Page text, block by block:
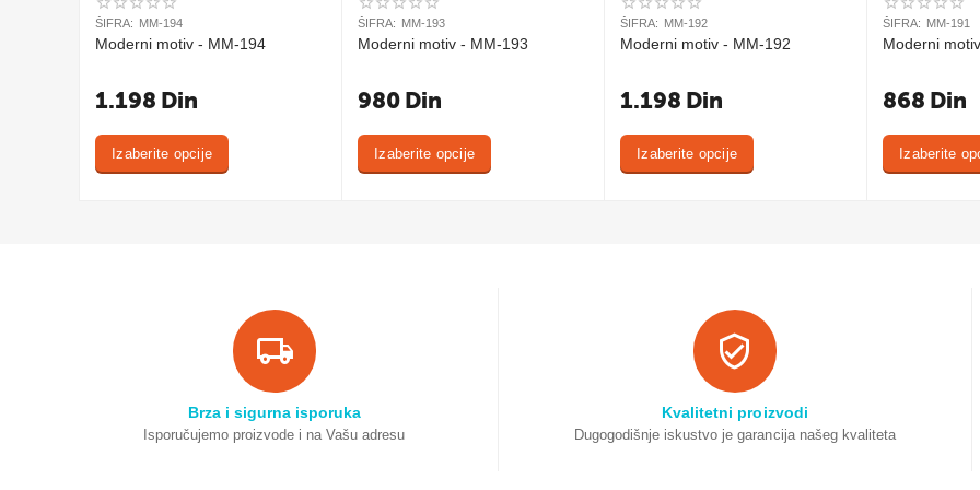
ŠIFRA: MM-194
Moderni motiv - MM-194
1.198 Din
Izaberite opcije
ŠIFRA: MM-193
Moderni motiv - MM-193
980 Din
Izaberite opcije
ŠIFRA: MM-192
Moderni motiv - MM-192
1.198 Din
Izaberite opcije
ŠIFRA: MM-191
Moderni
868 Din
Izaberite
Brza i sigurna isporuka
Isporučujemo proizvode i na Vašu adresu
Kvalitetni proizvodi
Dugogodišnje iskustvo je garancija našeg kvaliteta